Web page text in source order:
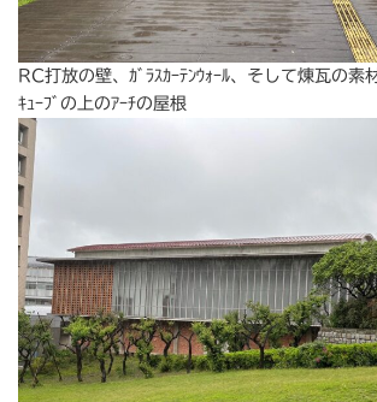
RC打放の壁、ｶﾞﾗｽｶｰﾃﾝｳｫｰﾙ、そして煉瓦の素
ｷｭｰﾌﾞの上のｱｰﾁの屋根